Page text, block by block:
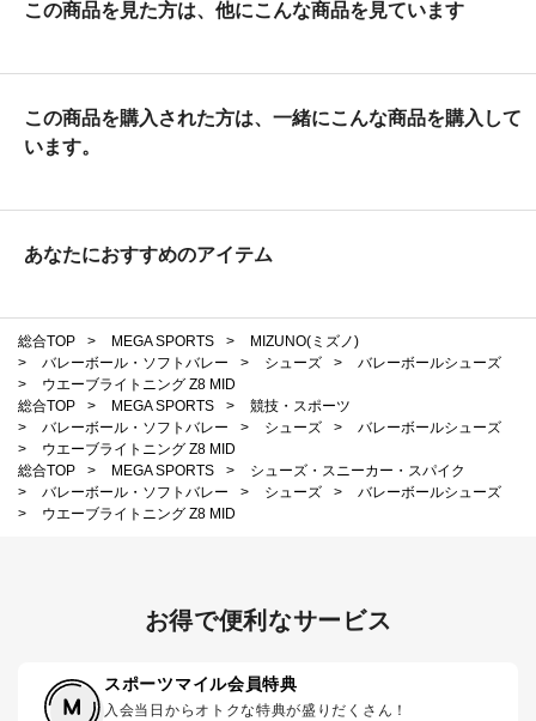
この商品を見た方は、他にこんな商品を見ています
この商品を購入された方は、一緒にこんな商品を購入して
います。
あなたにおすすめのアイテム
総合TOP > MEGA SPORTS >
MIZUNO(ミズノ)
>
バレーボール・ソフトバレー > シューズ >
バレーボールシューズ
>
ウエーブライトニング Z8 MID
総合TOP
> MEGA SPORTS >
競技・スポーツ
>
バレーボール・ソフトバレー > シューズ >
バレーボールシューズ
>
ウエーブライトニング Z8 MID
総合TOP
> MEGA SPORTS >
シューズ・スニーカー・スパイク
>
バレーボール・ソフトバレー > シューズ >
バレーボールシューズ
>
ウエーブライトニング Z8 MID
お得で便利なサービス
スポーツマイル会員特典
入会当日からオトクな特典が盛りだくさん！